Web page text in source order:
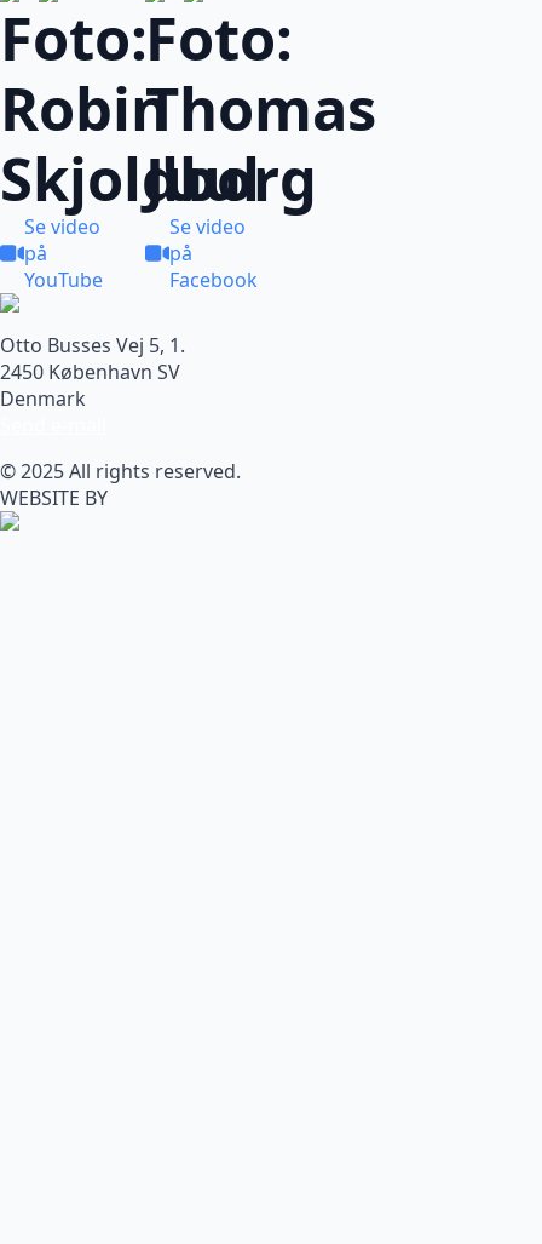
Foto:
Robin
Skjoldborg
Se video
på
YouTube
Foto:
Thomas
Juul
Se video
på
Facebook
Otto Busses Vej 5, 1.
2450 København SV
Denmark
© 2025 All rights reserved.
WEBSITE BY